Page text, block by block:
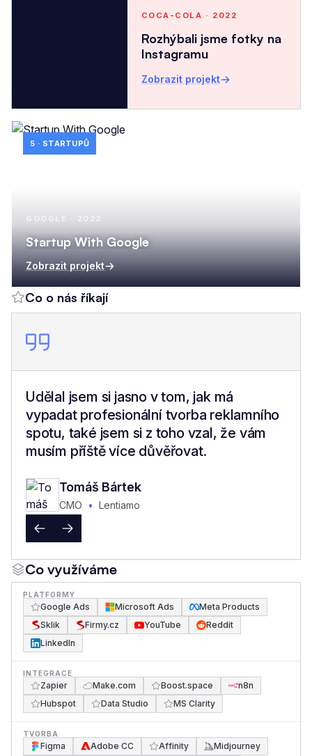
COCA-COLA · 2022
Rozhýbali jsme fotky na
Instagramu
Zobrazit projekt
5 · STARTUPŮ
GOOGLE · 2022
Startup With Google
Zobrazit projekt
Co o nás říkají
Udělal jsem si jasno v tom, jak má
vypadat profesionální tvorba reklamního
spotu, také jsem si z toho vzal, že vám
musím příště více důvěřovat.
Tomáš Bártek
CMO • Lentiamo
Co využíváme
PLATFORMY
Google Ads Microsoft Ads
Meta Products
Sklik
Firmy.cz YouTube
Reddit
LinkedIn
INTEGRACE
Zapier Make.com Boost.space
n8n
Hubspot
Data Studio MS Clarity
TVORBA
Figma Adobe CC Affinity
Midjourney